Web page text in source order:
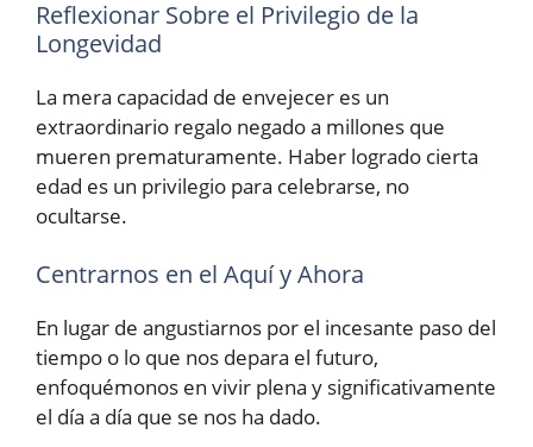
Reflexionar Sobre el Privilegio de la
Longevidad
La mera capacidad de envejecer es un
extraordinario regalo negado a millones que
mueren prematuramente. Haber logrado cierta
edad es un privilegio para celebrarse, no
ocultarse.
Centrarnos en el Aquí y Ahora
En lugar de angustiarnos por el incesante paso del
tiempo o lo que nos depara el futuro,
enfoquémonos en vivir plena y significativamente
el día a día que se nos ha dado.